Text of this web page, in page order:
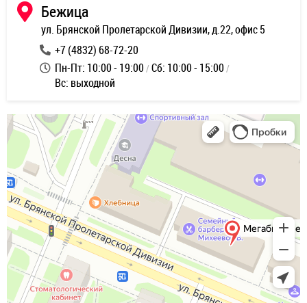
Бежица
ул. Брянской Пролетарской Дивизии, д.22, офис 5
+7 (4832) 68-72-20
Пн-Пт: 10:00 - 19:00 Сб: 10:00 - 15:00
Вс: выходной